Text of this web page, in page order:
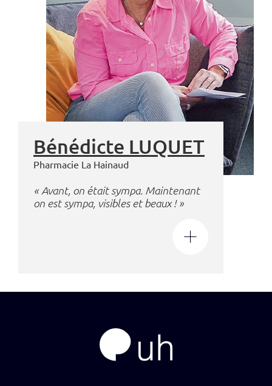
Bénédicte LUQUET
Pharmacie La Hainaud
« Avant, on était sympa. Maintenant
on est sympa, visibles et beaux ! »